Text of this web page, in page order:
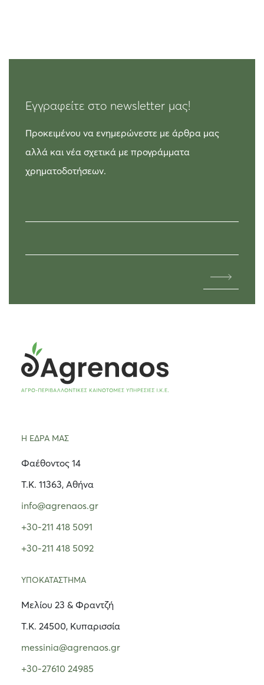
Εγγραφείτε στο newsletter μας!
Προκειμένου να ενημερώνεστε με άρθρα μας
αλλά και νέα σχετικά με προγράμματα
χρηματοδοτήσεων.
Η ΕΔΡΑ ΜΑΣ
Φαέθοντος 14
Τ.Κ. 11363, Αθήνα
info@agrenaos.gr
+30-211 418 5091
+30-211 418 5092
ΥΠΟΚΑΤΑΣΤΗΜΑ
Μελίου 23 & Φραντζή
Τ.Κ. 24500, Κυπαρισσία
messinia@agrenaos.gr
+30-27610 24985